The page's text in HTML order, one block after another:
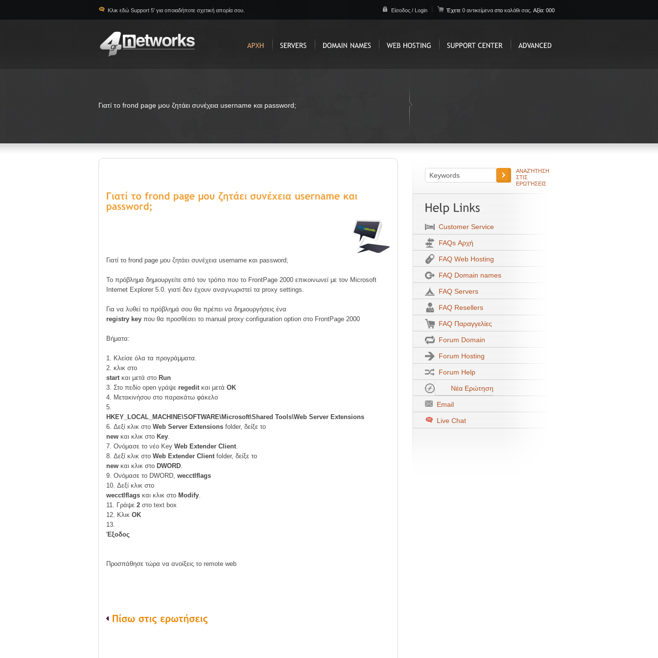
Κλικ εδώ Support 5' για οποιαδήποτε σχετική απορία σου. Είσοδος / Login Έχετε 0 αντικείμενα στο καλάθι σας. Αξία: 000
Γιατί το frond page μου ζητάει συνέχεια username και password;
Γιατί το frond page μου ζητάει συνέχεια username και password;
Το πρόβλημα δημιουργείτε από τον τρόπο που το FrontPage 2000 επικοινωνεί με τον Microsoft
Internet Explorer 5.0. γιατί δεν έχουν αναγνωριστεί τα proxy settings.
Για να λυθεί το πρόβλημά σου θα πρέπει να δημιουργήσεις ένα
registry key που θα προσθέσει το manual proxy configuration option στο FrontPage 2000
Βήματα:
1. Κλείσε όλα τα προγράμματα.
2. κλικ στο
startκαι μετά στο Run
3. Στο πεδίο open γράψε regeditκαι μετά OK
4. Μετακινήσου στο παρακάτω φάκελο
5.
HKEY_LOCAL_MACHINE\SOFTWARE\Microsoft\Shared Tools\Web Server Extensions
6. Δεξί κλικ στο Web Server Extensions folder, δείξε το
new και κλικ στο Key.
7. Ονόμασε το νέο Key Web Extender Client.
8. Δεξί κλικ στο Web Extender Clientfolder, δείξε το
new και κλικ στο DWORD.
9. Ονόμασε το DWORD, wecctlflags
10. Δεξί κλικ στο
wecctlflags και κλικ στο Modify.
11. Γράψε 2 στο text box
12. Κλικ ΟΚ
13.
Έξοδος
Προσπάθησε τώρα να ανοίξεις το remote web
ΑΝΑΖΉΤΗΣΗ
ΣΤΙΣ
ΕΡΩΤΉΣΕΙΣ
Customer Service
FAQs Αρχή
FAQ Web Hosting
FAQ Domain names
FAQ Servers
FAQ Resellers
FAQ Παραγγελίες
Forum Domain
Forum Hosting
Forum Help
Νέα Ερώτηση
Email
Live Chat